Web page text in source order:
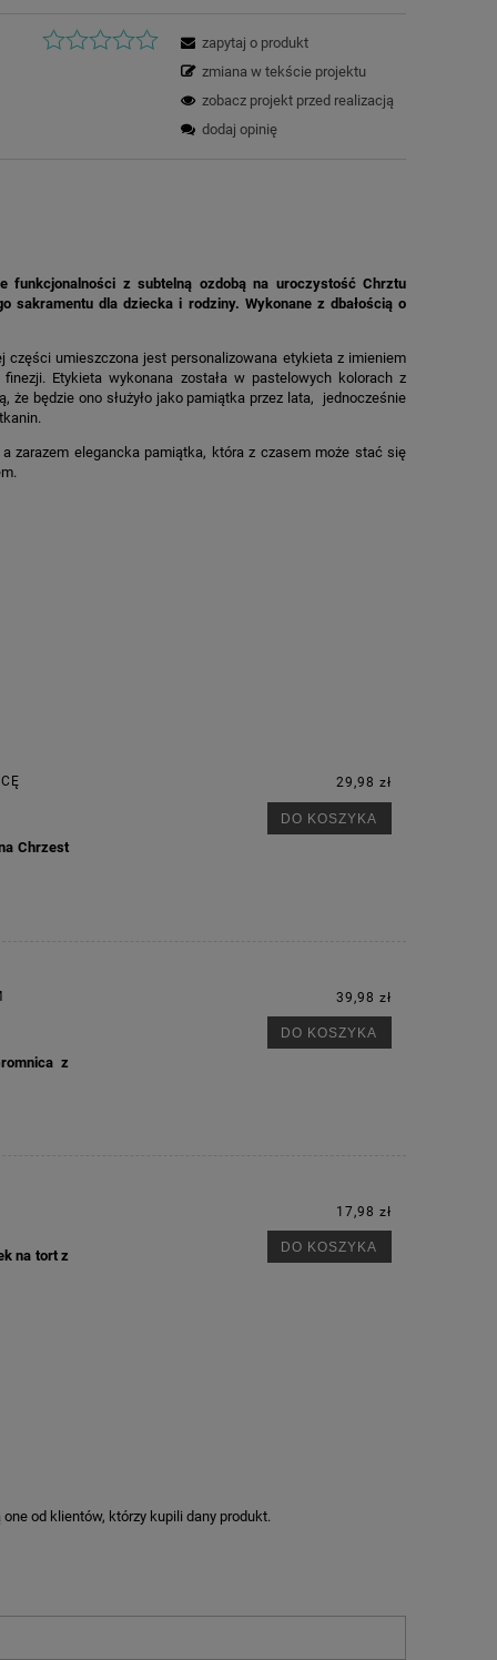
zapytaj o produkt
zmiana w tekście projektu
zobacz projekt przed realizacją
dodaj opinię
funkcjonalności z subtelną ozdobą na uroczystość Chrztu
sakramentu dla dziecka i rodziny. Wykonane z dbałością o
części umieszczona jest personalizowana etykieta z imieniem
Etykieta wykonana została w pastelowych kolorach z
że będzie ono służyło jako pamiątka przez lata, jednocześnie
zarazem elegancka pamiątka, która z czasem może stać się
Chrzest
29,98 zł
DO KOSZYKA
z
39,98 zł
DO KOSZYKA
na tort z
17,98 zł
DO KOSZYKA
od klientów, którzy kupili dany produkt.